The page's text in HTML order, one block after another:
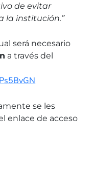
de evitar
la institución.”
será necesario
a través del
se les
enlace de acceso